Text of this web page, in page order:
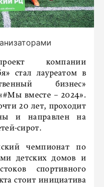
компании
стал лауреатом в
бизнес»
вместе – 2024».
20 лет, проходит
и направлен на
сирот.
чемпионат по
детских домов и
спортивного
стоит инициатива